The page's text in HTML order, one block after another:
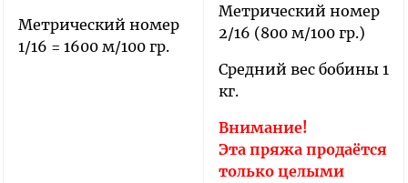
Метрический номер
1/16 = 1600 м/100 гр.
Метрический номер
2/16 (800 м/100 гр.)
Средний вес бобины 1
кг.
Внимание!
Эта пряжа продаётся
только целыми